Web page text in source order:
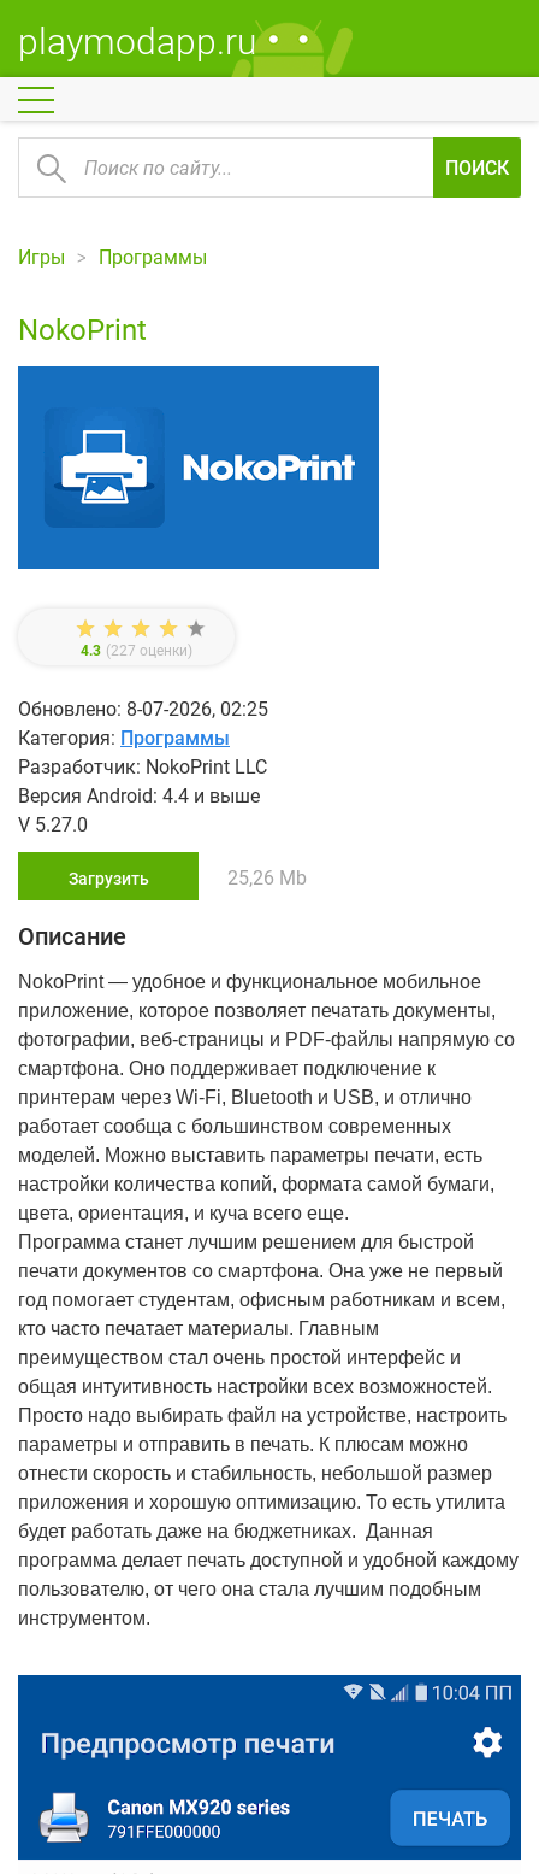
playmodapp.ru
ПОИСК
Игры Программы
NokoPrint
4.3 (227 оценки)
Обновлено: 8-07-2026, 02:25
Категория: Программы
Разработчик: NokoPrint LLC
Версия Android: 4.4 и выше
V 5.27.0
Загрузить 25,26 Mb
Описание
NokoPrint ― удобное и функциональное мобильное
приложение, которое позволяет печатать документы,
фотографии, веб‑страницы и PDF‑файлы напрямую со
смартфона. Оно поддерживает подключение к
принтерам через Wi‑Fi, Bluetooth и USB, и отлично
работает сообща с большинством современных
моделей. Можно выставить параметры печати, есть
настройки количества копий, формата самой бумаги,
цвета, ориентация, и куча всего еще.
Программа станет лучшим решением для быстрой
печати документов со смартфона. Она уже не первый
год помогает студентам, офисным работникам и всем,
кто часто печатает материалы. Главным
преимуществом стал очень простой интерфейс и
общая интуитивность настройки всех возможностей.
Просто надо выбирать файл на устройстве, настроить
параметры и отправить в печать. К плюсам можно
отнести скорость и стабильность, небольшой размер
приложения и хорошую оптимизацию. То есть утилита
будет работать даже на бюджетниках. Данная
программа делает печать доступной и удобной каждому
пользователю, от чего она стала лучшим подобным
инструментом.